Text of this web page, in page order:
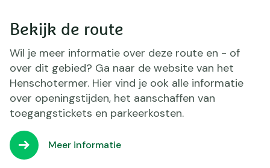
Bekijk de route
Wil je meer informatie over deze route en - of
over dit gebied? Ga naar de website van het
Henschotermer. Hier vind je ook alle informatie
over openingstijden, het aanschaffen van
toegangstickets en parkeerkosten.
Meer informatie